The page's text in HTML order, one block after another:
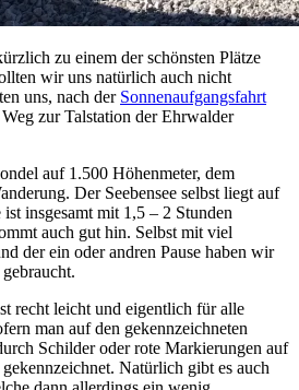
zu einem der schönsten Plätze
wir uns natürlich auch nicht
uns, nach der Sonnenaufgangsfahrt
zur Talstation der Ehrwalder
auf 1.500 Höhenmeter, dem
Der Seebensee selbst liegt auf
insgesamt mit 1,5 – 2 Stunden
auch gut hin. Selbst mit viel
der ein oder andren Pause haben wir
recht leicht und eigentlich für alle
man auf den gekennzeichneten
Schilder oder rote Markierungen auf
Natürlich gibt es auch